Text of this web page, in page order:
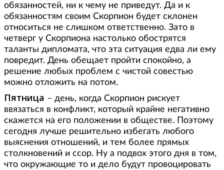
обязанностей, ни к чему не приведут. Да и к
обязанностям своим Скорпион будет склонен
относиться не слишком ответственно. Зато в
четверг у Скорпиона настолько обострятся
таланты дипломата, что эта ситуация едва ли ему
повредит. День обещает пройти спокойно, а
решение любых проблем с чистой совестью
можно отложить на потом.
Пятница – день, когда Скорпион рискует
ввязаться в конфликт, который крайне негативно
скажется на его положении в обществе. Поэтому
сегодня лучше решительно избегать любого
выяснения отношений, и тем более прямых
столкновений и ссор. Ну а подвох этого дня в том,
что окружающие то и дело будут провоцировать